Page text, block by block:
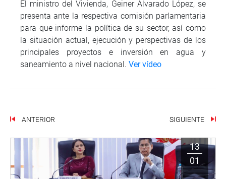
El ministro del Vivienda, Geiner Alvarado López, se
presenta ante la respectiva comisión parlamentaria
para que informe la política de su sector, así como
la situación actual, ejecución y perspectivas de los
principales proyectos e inversión en agua y
saneamiento a nivel nacional. Ver vídeo
ANTERIOR SIGUIENTE
13
01